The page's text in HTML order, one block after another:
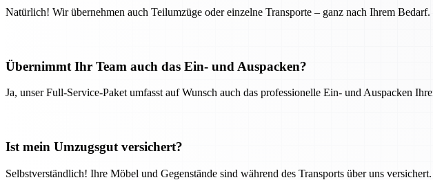
Natürlich! Wir übernehmen auch Teilumzüge oder einzelne Transporte – ganz nach Ihrem Bedarf.
Übernimmt Ihr Team auch das Ein- und Auspacken?
Ja, unser Full-Service-Paket umfasst auf Wunsch auch das professionelle Ein- und Auspacken
Ist mein Umzugsgut versichert?
Selbstverständlich! Ihre Möbel und Gegenstände sind während des Transports über uns versichert.